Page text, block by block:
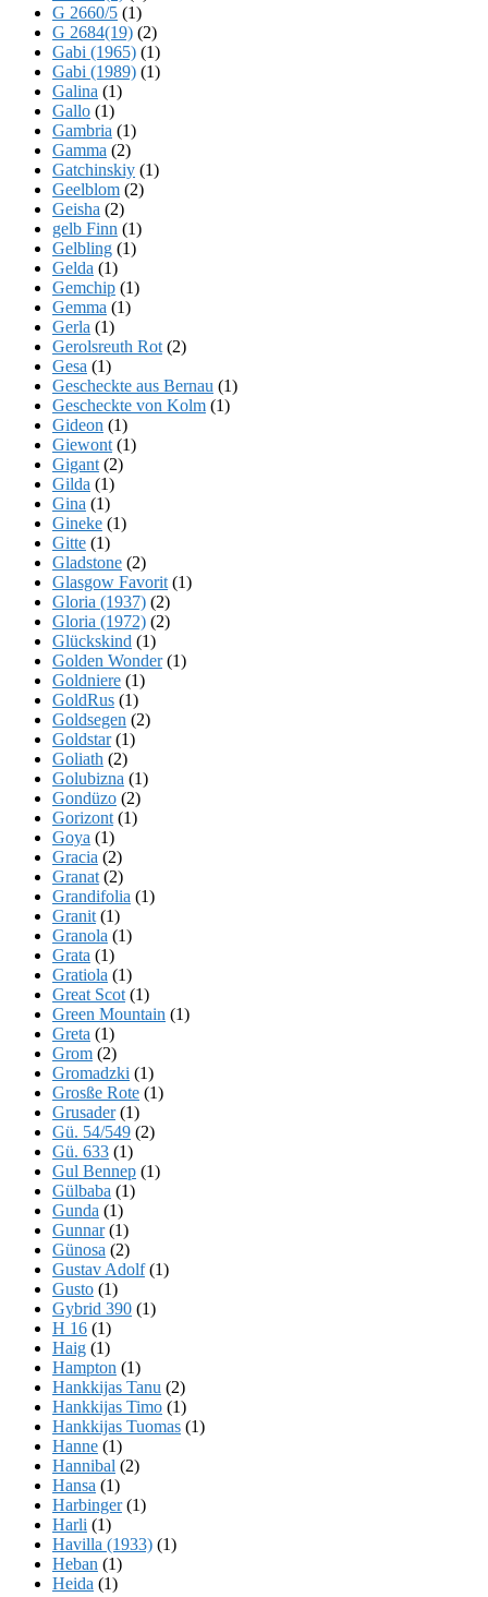
G 2660/5 (1)
G 2684(19) (2)
Gabi (1965) (1)
Gabi (1989) (1)
Galina (1)
Gallo (1)
Gambria (1)
Gamma (2)
Gatchinskiy (1)
Geelblom (2)
Geisha (2)
gelb Finn (1)
Gelbling (1)
Gelda (1)
Gemchip (1)
Gemma (1)
Gerla (1)
Gerolsreuth Rot (2)
Gesa (1)
Gescheckte aus Bernau (1)
Gescheckte von Kolm (1)
Gideon (1)
Giewont (1)
Gigant (2)
Gilda (1)
Gina (1)
Gineke (1)
Gitte (1)
Gladstone (2)
Glasgow Favorit (1)
Gloria (1937) (2)
Gloria (1972) (2)
Glückskind (1)
Golden Wonder(1)
Goldniere (1)
GoldRus (1)
Goldsegen (2)
Goldstar(1)
Goliath (2)
Golubizna (1)
Gondüzo (2)
Gorizont (1)
Goya (1)
Gracia (2)
Granat (2)
Grandifolia (1)
Granit (1)
Granola (1)
Grata (1)
Gratiola (1)
Great Scot (1)
Green Mountain (1)
Greta (1)
Grom (2)
Gromadzki (1)
Grosße Rote (1)
Grusader(1)
Gü. 54/549 (2)
Gü. 633 (1)
Gul Bennep (1)
Gülbaba (1)
Gunda (1)
Gunnar(1)
Günosa (2)
Gustav Adolf(1)
Gusto (1)
Gybrid 390 (1)
H 16 (1)
Haig (1)
Hampton (1)
Hankkijas Tanu (2)
Hankkijas Timo (1)
Hankkijas Tuomas (1)
Hanne (1)
Hannibal (2)
Hansa (1)
Harbinger(1)
Harli (1)
Havilla (1933) (1)
Heban (1)
Heida (1)